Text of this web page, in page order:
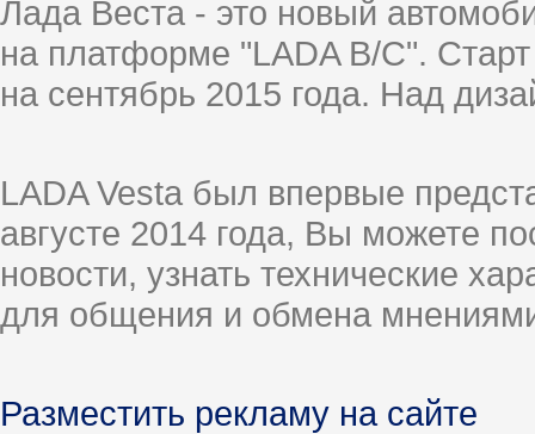
Лада Веста - это новый
на платформе "LADA B/C".
на сентябрь 2015 года. Над
LADA Vesta был впервые
августе 2014 года, Вы можете
новости, узнать технические
для общения и обмена
Разместить рекламу на сайте